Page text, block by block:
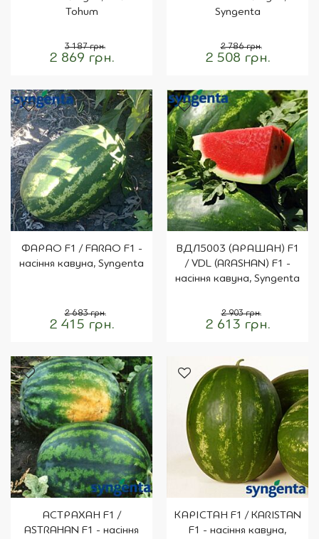
Tohum
2 869 грн.
3 187 грн.
Syngenta
2 508 грн.
2 786 грн.
ФАРАО F1 / FARAO F1 -
насіння кавуна, Syngenta
2 415 грн.
2 683 грн.
ВДЛ5003 (АРАШАН) F1
/ VDL (ARASHAN) F1 -
насіння кавуна, Syngenta
2 613 грн.
2 903 грн.
АСТРАХАН F1 /
ASTRAHAN F1 - насіння
КАРІСТАН F1 / KARISTAN
F1 - насіння кавуна,